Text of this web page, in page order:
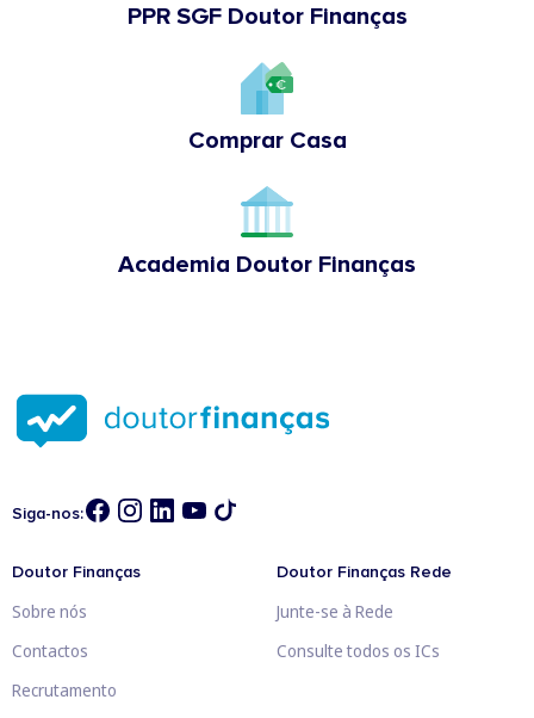
PPR SGF Doutor Finanças
Comprar Casa
Academia Doutor Finanças
Siga-nos:
Doutor Finanças
Sobre nós
Contactos
Recrutamento
Doutor Finanças Rede
Junte-se à Rede
Consulte todos os ICs